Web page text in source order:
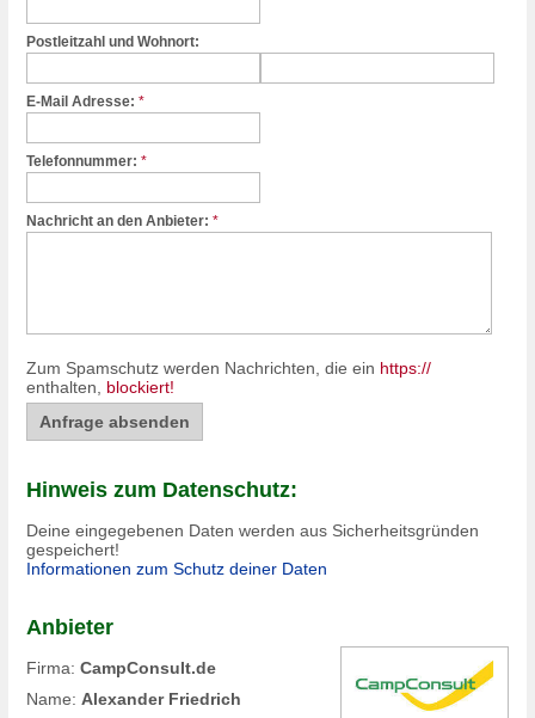
Postleitzahl und Wohnort:
E-Mail Adresse: *
Telefonnummer: *
Nachricht an den Anbieter: *
Zum Spamschutz werden Nachrichten, die ein https://
enthalten, blockiert!
Hinweis zum Datenschutz:
Deine eingegebenen Daten werden aus Sicherheitsgründen
gespeichert!
Informationen zum Schutz deiner Daten
Anbieter
Firma: CampConsult.de
Name: Alexander Friedrich